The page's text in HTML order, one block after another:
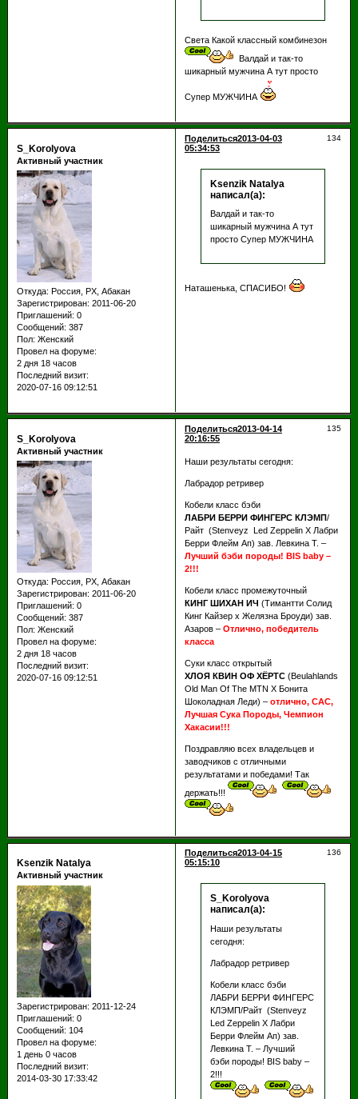
Света Какой классный комбинезон
Валдай и так-то
шикарный мужчина А тут просто
Супер МУЖЧИНА
Поделиться 134
2013-04-03
05:34:53
S_Korolyova
Активный участник
Откуда: Россия, РХ, Абакан
Зарегистрирован: 2011-06-20
Приглашений: 0
Сообщений: 387
Пол: Женский
Провел на форуме:
2 дня 18 часов
Последний визит:
2020-07-16 09:12:51
Ksenzik Natalya
написал(а):
Валдай и так-то
шикарный мужчина А тут
просто Супер МУЖЧИНА
Наташенька, СПАСИБО!
Поделиться 135
2013-04-14
20:16:55
S_Korolyova
Активный участник
Откуда: Россия, РХ, Абакан
Зарегистрирован: 2011-06-20
Приглашений: 0
Сообщений: 387
Пол: Женский
Провел на форуме:
2 дня 18 часов
Последний визит:
2020-07-16 09:12:51
Наши результаты сегодня:
Лабрадор ретривер
Кобели класс бэби
ЛАБРИ БЕРРИ ФИНГЕРС КЛЭМП/
Райт (Stenveyz Led Zeppelin Х Лабри
Берри Флейм Ап) зав. Левкина Т. –
Лучший бэби породы! BIS baby –
2!!!
Кобели класс промежуточный
КИНГ ШИХАН ИЧ (Тимантти Солид
Кинг Кайзер х Желязна Броуди) зав.
Азаров – Отлично, победитель
класса
Суки класс открытый
ХЛОЯ КВИН ОФ ХЁРТС (Beulahlands
Old Man Of The MTN Х Бонита
Шоколадная Леди) – отлично, САС,
Лучшая Сука Породы, Чемпион
Хакасии!!!
Поздравляю всех владельцев и
заводчиков с отличными
результатами и победами! Так
держать!!!
Поделиться 136
2013-04-15
05:15:10
Ksenzik Natalya
Активный участник
Зарегистрирован: 2011-12-24
Приглашений: 0
Сообщений: 104
Провел на форуме:
1 день 0 часов
Последний визит:
2014-03-30 17:33:42
S_Korolyova
написал(а):
Наши результаты
сегодня:
Лабрадор ретривер
Кобели класс бэби
ЛАБРИ БЕРРИ ФИНГЕРС
КЛЭМП/Райт (Stenveyz
Led Zeppelin Х Лабри
Берри Флейм Ап) зав.
Левкина Т. – Лучший
бэби породы! BIS baby –
2!!!